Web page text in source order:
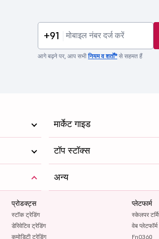
+91
आगे बढ़ने पर, आप सभीनियम व शर्तों*से सहमत हैं
मार्केट गाइड
टॉप स्टॉक्स
प्रोडक्ट्स
स्टॉक ट्रेडिंग
डेरिवेटिव ट्रेडिंग
कमोडिटी ट्रेडिंग
प्लेटफार्म
स्केलपर
वेब प्लेटफॉर्म
FnO360
अन्य